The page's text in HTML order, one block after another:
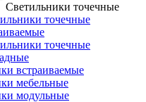
Светильники точечные
точечные
точечные
встраиваемые
мебельные
модульные